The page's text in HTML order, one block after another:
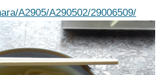
A2905/A290502/29006509/